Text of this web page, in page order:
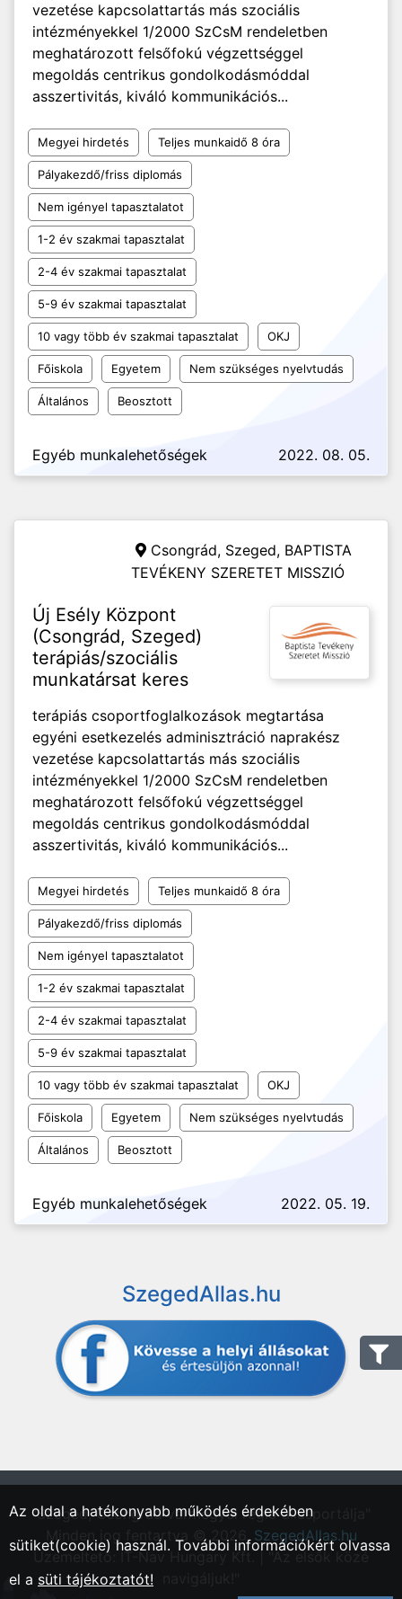
vezetése kapcsolattartás más szociális
intézményekkel 1/2000 SzCsM rendeletben
meghatározott felsőfokú végzettséggel
megoldás centrikus gondolkodásmóddal
asszertivitás, kiváló kommunikációs...
Megyei hirdetés Teljes munkaidő 8 óra
Pályakezdő/friss diplomás
Nem igényel tapasztalatot
1-2 év szakmai tapasztalat
2-4 év szakmai tapasztalat
5-9 év szakmai tapasztalat
10 vagy több év szakmai tapasztalat OKJ
Főiskola Egyetem Nem szükséges nyelvtudás
Általános Beosztott
Egyéb munkalehetőségek 2022. 08. 05.
Csongrád, Szeged, BAPTISTA
TEVÉKENY SZERETET MISSZIÓ
Új Esély Központ
(Csongrád, Szeged)
terápiás/szociális
munkatársat keres
terápiás csoportfoglalkozások megtartása
egyéni esetkezelés adminisztráció naprakész
vezetése kapcsolattartás más szociális
intézményekkel 1/2000 SzCsM rendeletben
meghatározott felsőfokú végzettséggel
megoldás centrikus gondolkodásmóddal
asszertivitás, kiváló kommunikációs...
Megyei hirdetés Teljes munkaidő 8 óra
Pályakezdő/friss diplomás
Nem igényel tapasztalatot
1-2 év szakmai tapasztalat
2-4 év szakmai tapasztalat
5-9 év szakmai tapasztalat
10 vagy több év szakmai tapasztalat OKJ
Főiskola Egyetem Nem szükséges nyelvtudás
Általános Beosztott
Egyéb munkalehetőségek 2022. 05. 19.
SzegedAllas.hu
"Szeged, Csongrád vármegyei régió állásportálja"
Minden jog fentartva © 2026. SzegedAllas.hu
Üzemeltető: IT-Nav Hungary Kft. | "Az elsők közé
Az oldal a hatékonyabb működés érdekében
sütiket(cookie) használ. További információkért olvassa
el a süti tájékoztatót!